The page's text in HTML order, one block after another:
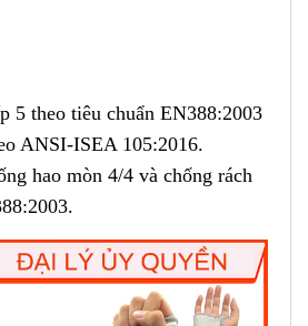
5 theo tiêu chuẩn EN388:2003
ANSI-ISEA 105:2016.
hao mòn 4/4 và chống rách